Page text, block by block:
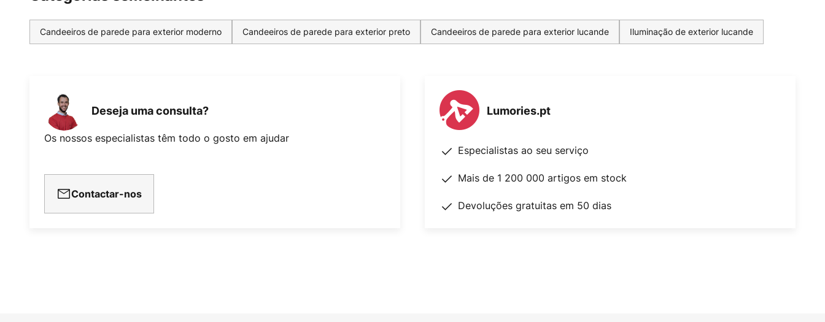
Candeeiros de parede para exterior moderno Candeeiros de parede para exterior preto Candeeiros de parede para exterior lucande Iluminação de exterior lucande
Deseja uma consulta?
Os nossos especialistas têm todo o gosto em ajudar
Contactar-nos
Lumories.pt
Especialistas ao seu serviço
Mais de 1 200 000 artigos em stock
Devoluções gratuitas em 50 dias